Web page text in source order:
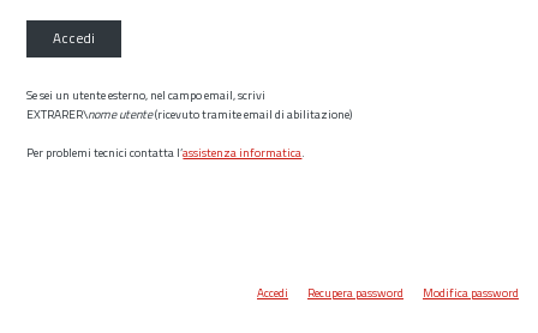
Accedi
Se sei un utente esterno, nel campo email, scrivi
EXTRARER\nome utente(ricevuto tramite email di abilitazione)
Per problemi tecnici contatta l’assistenza informatica.
Accedi Recupera password Modifica password